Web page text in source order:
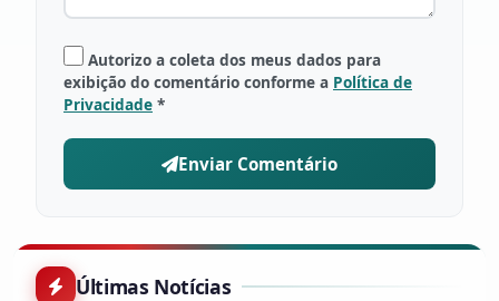
Autorizo a coleta dos meus dados para
exibição do comentário conforme a Política de
Privacidade *
Enviar Comentário
Últimas Notícias